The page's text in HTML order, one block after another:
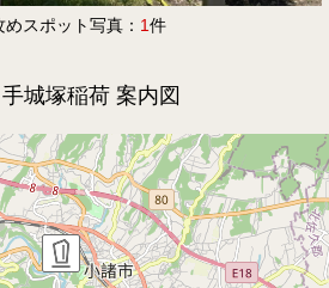
めスポット写真： 1件
城塚稲荷 案内図